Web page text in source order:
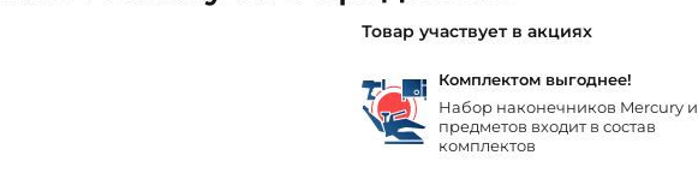
Товар участвует в акциях
Комплектом выгоднее!
Набор наконечников Mercury
предметов входит в состав
комплектов